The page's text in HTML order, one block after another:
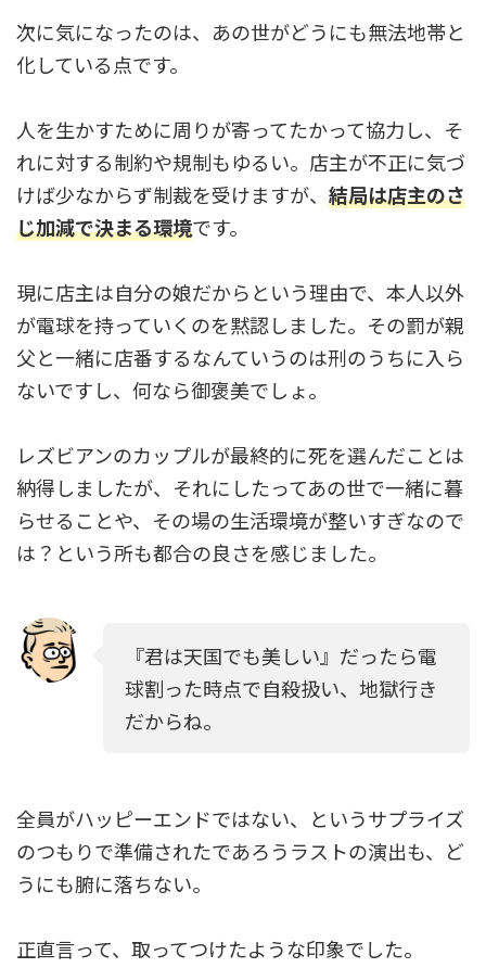
次に気になったのは、あの世がどうにも無法地帯と
化している点です。
人を生かすために周りが寄ってたかって協力し、そ
れに対する制約や規制もゆるい。店主が不正に気づ
けば少なからず制裁を受けますが、 結局は店主のさ
じ加減で決まる環境です。
現に店主は自分の娘だからという理由で、本人以外
が電球を持っていくのを黙認しました。その罰が親
父と一緒に店番するなんていうのは刑のうちに入ら
ないですし、何なら御褒美でしょ。
レズビアンのカップルが最終的に死を選んだことは
納得しましたが、それにしたってあの世で一緒に暮
らせることや、その場の生活環境が整いすぎなので
は？という所も都合の良さを感じました。
『君は天国でも美しい』だったら電
球割った時点で自殺扱い、地獄行き
だからね。
全員がハッピーエンドではない、というサプライズ
のつもりで準備されたであろうラストの演出も、ど
うにも腑に落ちない。
正直言って、取ってつけたような印象でした。